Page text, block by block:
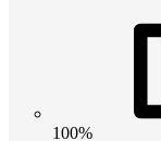
100%